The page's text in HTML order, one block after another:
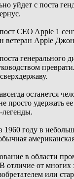
уйдет с поста
CEO Apple 1
ветеран Apple
генерального
останется
просто удержать ее
легенды.
году в
в области
отличие от
или